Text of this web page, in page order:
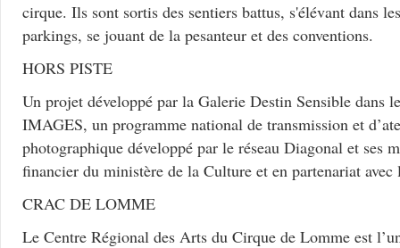
cirque. Ils sont sortis des sentiers battus, s'élévant dans
parkings, se jouant de la pesanteur et des conventions.
HORS PISTE
Un projet développé par la Galerie Destin Sensible dans
IMAGES, un programme national de transmission et
photographique développé par le réseau Diagonal et ses
financier du ministère de la Culture et en partenariat
CRAC DE LOMME
Le Centre Régional des Arts du Cirque de Lomme est